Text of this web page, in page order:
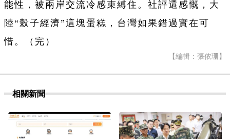
能性，被兩岸交流冷感束縛住。社評還感慨，大
陸“榖子經濟”這塊蛋糕，台灣如果錯過實在可
惜。（完）
【編輯：張依珊】
相關新聞